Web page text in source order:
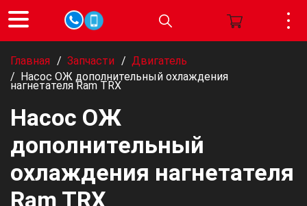
Главная / Запчасти / Двигатель
/ Насос ОЖ дополнительный охлаждения
нагнетателя Ram TRX
Насос ОЖ
дополнительный
охлаждения нагнетателя
Ram TRX